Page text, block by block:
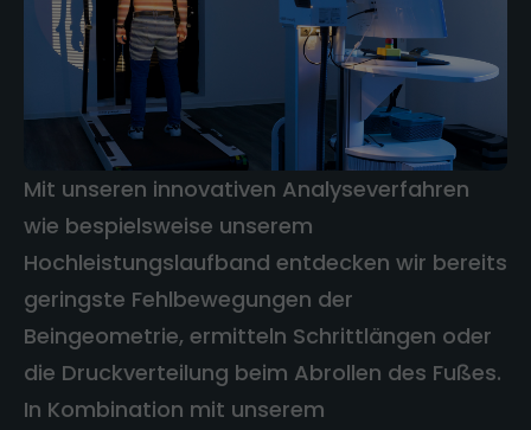
Mit unseren innovativen Analyseverfahren
wie bespielsweise unserem
Hochleistungslaufband entdecken wir bereits
geringste Fehlbewegungen der
Beingeometrie, ermitteln Schrittlängen oder
die Druckverteilung beim Abrollen des Fußes.
In Kombination mit unserem